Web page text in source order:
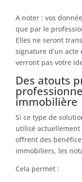
A noter : vos
que par le
Elles ne seront
signature d’un
verront pas votre
Des atouts
immobilière
Si ce type de
utilisé actuellement
offrent des
immobiliers, les
Cela permet :